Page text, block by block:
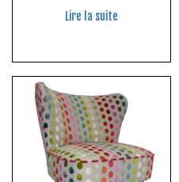
Lire la suite